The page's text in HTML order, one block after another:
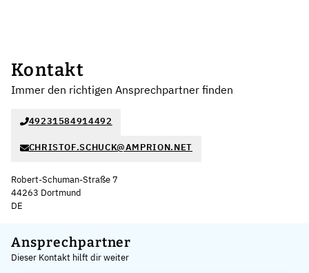
Kontakt
Immer den richtigen Ansprechpartner finden
49231584914492
CHRISTOF.SCHUCK@AMPRION.NET
Robert-Schuman-Straße 7
44263 Dortmund
DE
+
−
Ansprechpartner
Dieser Kontakt hilft dir weiter